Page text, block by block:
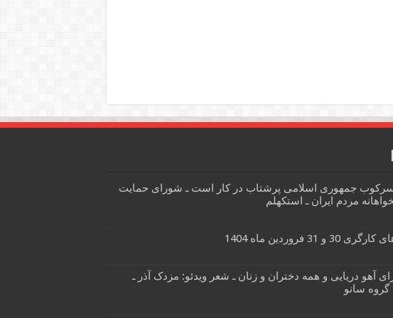
جمهوری اسلامی پرشتاب در کار است ـ شورای حمایت
مردم ایران ـ استکهلم
فروردین ماه 1404
آهو دریایی و همه دختران و زنان ـ شعر ویدئو: مزدک آذر ـ
سانو